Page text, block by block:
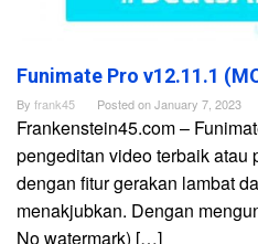
Funimate Pro v12.11.1
By frank45 Posted onJanuary 7, 2023
Frankenstein45.com –
pengeditan video terbaik atau
dengan fitur gerakan lambat
menakjubkan. Dengan
No watermark) […]